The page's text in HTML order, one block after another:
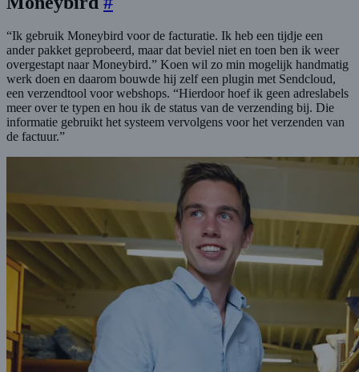
“Ik gebruik Moneybird voor de facturatie. Ik heb een tijdje een
ander pakket geprobeerd, maar dat beviel niet en toen ben ik weer
overgestapt naar Moneybird.” Koen wil zo min mogelijk handmatig
werk doen en daarom bouwde hij zelf een plugin met Sendcloud,
een verzendtool voor webshops. “Hierdoor hoef ik geen adreslabels
meer over te typen en hou ik de status van de verzending bij. Die
informatie gebruikt het systeem vervolgens voor het verzenden van
de factuur.”